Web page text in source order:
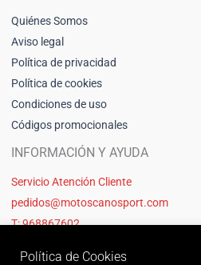
Quiénes Somos
Aviso legal
Política de privacidad
Política de cookies
Condiciones de uso
Códigos promocionales
INFORMACIÓN Y AYUDA
Servicio Atención Cliente
pedidos@motoscanosport.com
T: 968867602
Política de Cookies